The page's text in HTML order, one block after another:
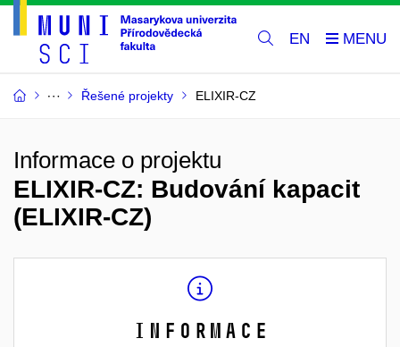
EN
Řešené projekty ELIXIR-CZ
Informace o projektu
ELIXIR-CZ: Budování kapacit
(ELIXIR-CZ)
Informace